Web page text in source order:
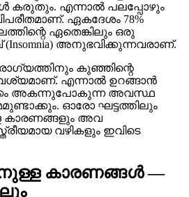
കരുതും. എന്നാൽ പലപ്പോഴും
ഏകദേശം 78%
ഏതെങ്കിലും ഒരു
(Insomnia) അനുഭവിക്കുന്നവരാണ്.
കുഞ്ഞിന്റെ
എന്നാൽ ഉറങ്ങാൻ
അകന്നുപോകുന്ന അവസ്ഥ
ഓരോ ഘട്ടത്തിലും
കാരണങ്ങളും അവ
വഴികളും ഇവിടെ
കാരണങ്ങൾ —